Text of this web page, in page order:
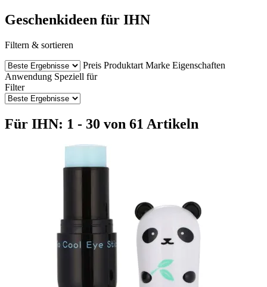
Geschenkideen für IHN
Filtern & sortieren
Preis Produktart Marke Eigenschaften
Anwendung Speziell für
Filter
Für IHN: 1 - 30 von 61 Artikeln